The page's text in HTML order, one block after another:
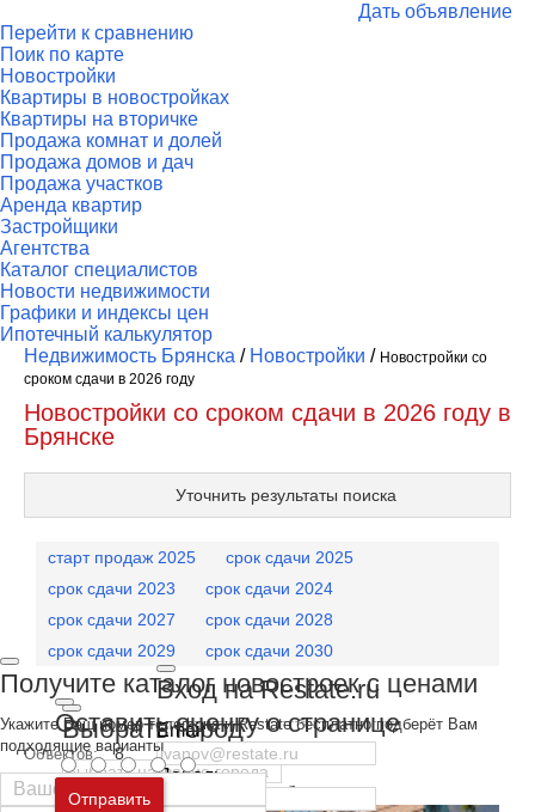
Дать объявление
Перейти к сравнению
Поик по карте
Новостройки
Квартиры в новостройках
Квартиры на вторичке
Продажа комнат и долей
Продажа домов и дач
Продажа участков
Аренда квартир
Застройщики
Агентства
Каталог специалистов
Новости недвижимости
Графики и индексы цен
Ипотечный калькулятор
Выбрать город
Москва и
Московская область
Вход на Restate.ru
Email
Пароль
Недвижимость Брянска / Новостройки / Новостройки со
сроком сдачи в 2026 году
Новостройки со сроком сдачи в 2026 году в
Брянске
Уточнить результаты поиска
старт продаж 2025
срок сдачи 2025
срок сдачи 2023
срок сдачи 2024
срок сдачи 2027
срок сдачи 2028
срок сдачи 2029
срок сдачи 2030
Объектов: 8
Получите каталог новостроек с ценами
Укажите Ваш номер телефона и Restate бесплатно подберёт Вам
подходящие варианты
Оставить оценку о странице
Отправить